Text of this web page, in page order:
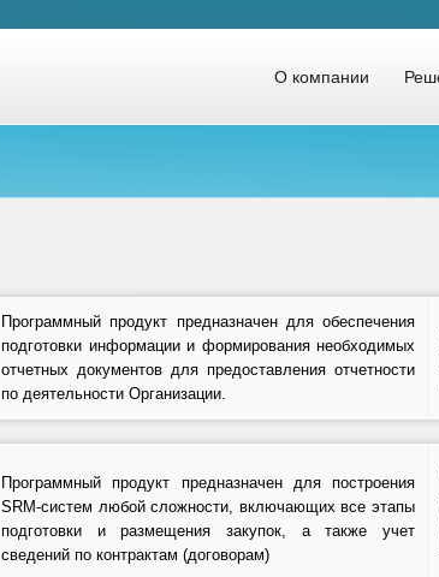
О компании
Программный продукт предназначен для обеспечения
подготовки информации и формирования необходимых
отчетных документов для предоставления отчетности
по деятельности Организации.
Программный продукт предназначен для построения
SRM-систем любой сложности, включающих все этапы
подготовки и размещения закупок, а также учет
сведений по контрактам (договорам)